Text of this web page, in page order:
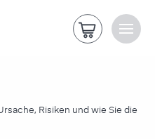
Risiken und wie Sie die